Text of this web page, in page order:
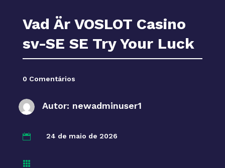
Vad Är VOSLOT Casino
sv-SE SE Try Your Luck
0 Comentários
Autor: newadminuser1
 24 de maio de 2026
